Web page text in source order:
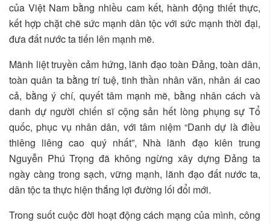
của Việt Nam bằng nhiều cam kết, hành động thiết thực,
kết hợp chặt chẽ sức mạnh dân tộc với sức mạnh thời đại,
đưa đất nước ta tiến lên mạnh mẽ.
Mãnh liệt truyền cảm hứng, lãnh đạo toàn Đảng, toàn dân,
toàn quân ta bằng trí tuệ, tinh thần nhân văn, nhân ái cao
cả, bằng ý chí, quyết tâm mạnh mẽ, bằng nhân cách và
danh dự người chiến sĩ cộng sản hết lòng phụng sự Tổ
quốc, phục vụ nhân dân, với tâm niệm “Danh dự là điều
thiêng liêng cao quý nhất”, Nhà lãnh đạo kiên trung
Nguyễn Phú Trọng đã không ngừng xây dựng Đảng ta
ngày càng trong sạch, vững mạnh, lãnh đạo đất nước ta,
dân tộc ta thực hiện thắng lợi đường lối đổi mới.
Trong suốt cuộc đời hoạt động cách mạng của mình, công